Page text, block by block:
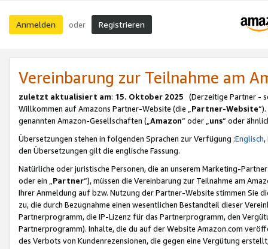
Anmelden oder Registrieren
Vereinbarung zur Teilnahme am
zuletzt aktualisiert am: 15. Oktober 2025 (Derzeitige Partner -
Willkommen auf Amazons Partner-Website (die „Partner-Website
genannten Amazon-Gesellschaften („Amazon“ oder „uns“ oder
Übersetzungen stehen in folgenden Sprachen zur Verfügung :Englisch,
den Übersetzungen gilt die englische Fassung.
Natürliche oder juristische Personen, die an unserem Marketing-
oder ein „Partner“), müssen die Vereinbarung zur Teilnahme am
Ihrer Anmeldung auf bzw. Nutzung der Partner-Website stimmen Sie
zu, die durch Bezugnahme einen wesentlichen Bestandteil dieser
Partnerprogramm, die IP-Lizenz für das Partnerprogramm, den
Partnerprogramm). Inhalte, die du auf der Website Amazon.com
des Verbots von Kundenrezensionen, die gegen eine Vergütung